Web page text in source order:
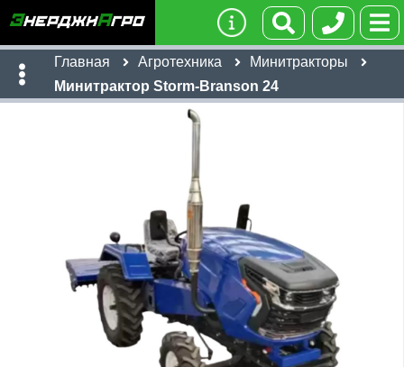
Главная Агротехника
Минитракторы
Минитрактор Storm-Branson 24
434,600
Имя:
Я даю согласие наобработку персональных данных
Отправить